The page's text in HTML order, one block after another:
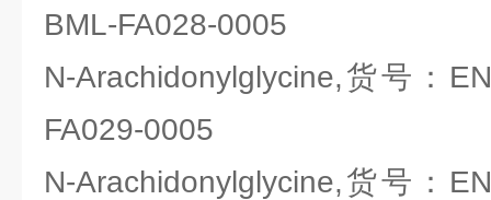
BML-FA028-0005
N-Arachidonylglycine,货号：
FA029-0005
N-Arachidonylglycine,货号：